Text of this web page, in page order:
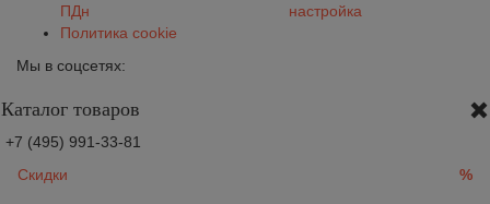
ПДн
Политика cookie
настройка
Мы в соцсетях:
Каталог товаров
+7 (495) 991-33-81
Скидки
%